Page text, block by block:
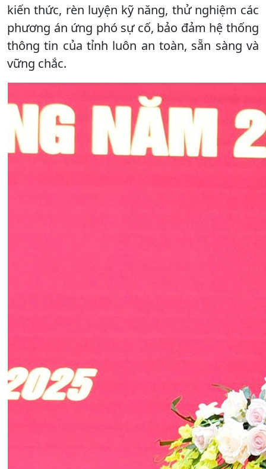
kiến thức, rèn luyện kỹ năng, thử nghiệm các
phương án ứng phó sự cố, bảo đảm hệ thống
thông tin của tỉnh luôn an toàn, sẵn sàng và
vững chắc.